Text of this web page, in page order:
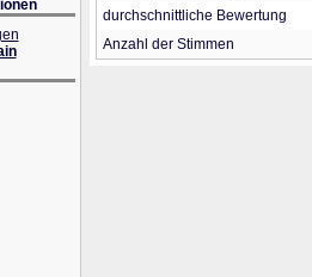
durchschnittliche Bewertung
Anzahl der Stimmen